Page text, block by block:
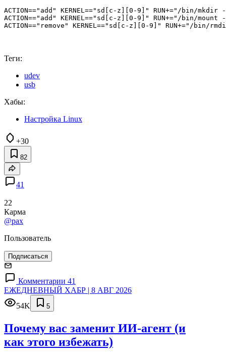
ACTION=="add" KERNEL=="sd[c-z][0-9]" RUN+="/bin/mkdir
ACTION=="add" KERNEL=="sd[c-z][0-9]" RUN+="/bin/
ACTION=="remove" KERNEL=="sd[c-z][0-9]" RUN+="/bin/
Теги:
udev
usb
Хабы:
Настройка Linux
+30
82
41
22
Карма
@pax
Пользователь
Подписаться
Комментарии 41
ЕЖЕДНЕВНЫЙ ХАБР | 8 АВГ 2026
54K
5
Почему вас заменит ИИ‑агент (и
как этого избежать)